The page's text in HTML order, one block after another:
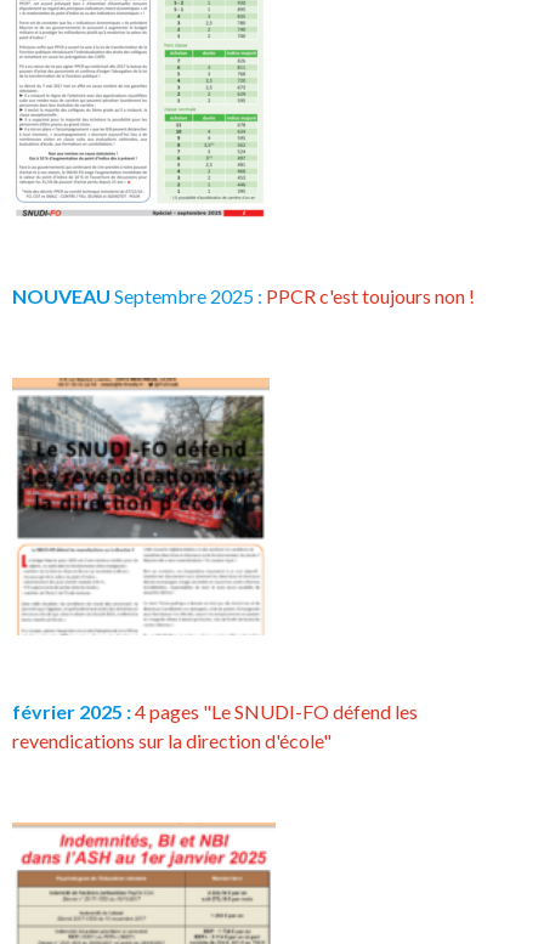
NOUVEAU Septembre 2025 : PPCR c'est toujours non !
février 2025 :4 pages "Le SNUDI-FO défend les
revendications sur la direction d'école"